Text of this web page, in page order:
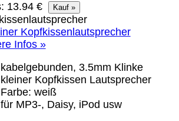
13.94 €
Infos »
kabelgebunden, 3.5mm Klinke
kleiner Kopfkissen Lautsprecher
Farbe: weiß
für MP3-, Daisy, iPod usw